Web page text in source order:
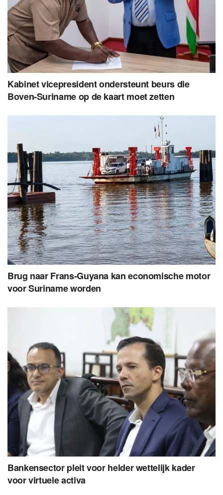
Kabinet vicepresident ondersteunt beurs die
Boven-Suriname op de kaart moet zetten
Brug naar Frans-Guyana kan economische motor
voor Suriname worden
Bankensector pleit voor helder wettelijk kader
voor virtuele activa